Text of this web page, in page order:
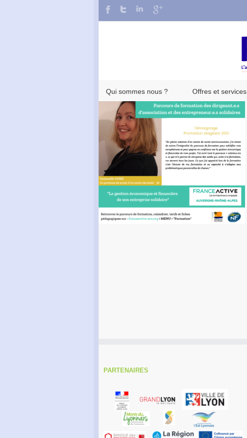
Qui sommes nous ? Offres et services
PARTENAIRES